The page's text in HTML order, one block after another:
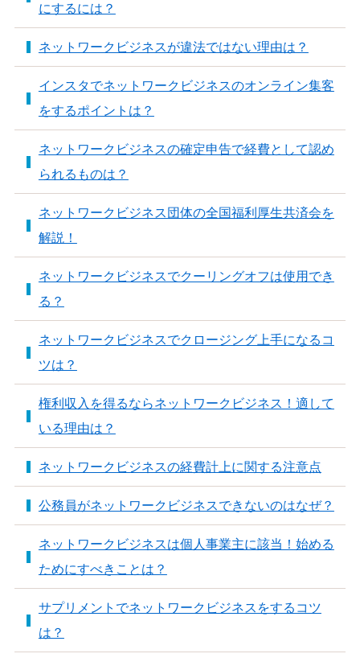
にするには？
ネットワークビジネスが違法ではない理由は？
インスタでネットワークビジネスのオンライン集客
をするポイントは？
ネットワークビジネスの確定申告で経費として認め
られるものは？
ネットワークビジネス団体の全国福利厚生共済会を
解説！
ネットワークビジネスでクーリングオフは使用でき
る？
ネットワークビジネスでクロージング上手になるコ
ツは？
権利収入を得るならネットワークビジネス！適して
いる理由は？
ネットワークビジネスの経費計上に関する注意点
公務員がネットワークビジネスできないのはなぜ？
ネットワークビジネスは個人事業主に該当！始める
ためにすべきことは？
サプリメントでネットワークビジネスをするコツ
は？